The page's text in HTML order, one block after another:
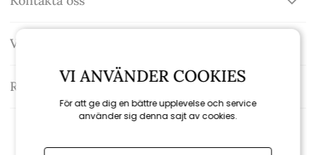
Varumärke: House doctor
Recensioner
Rekommenderade tillbehör
VI ANVÄNDER COOKIES
För att ge dig en bättre upplevelse och service
använder sig denna sajt av cookies.